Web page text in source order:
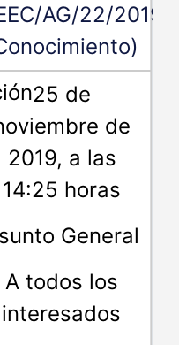
AG/22/2019
25 de
de
2019, a las
14:25 horas
General
A todos los
interesados